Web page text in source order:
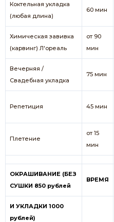
Коктельная укладка
(любая длина)
60 мин
Химическая завивка
(карвинг) Л'ореаль
от 90
мин
Вечерняя /
Свадебная укладка
75 мин
Репетиция 45 мин
Плетение
от 15
мин
ОКРАШИВАНИЕ (БЕЗ
СУШКИ 850 рублей
ВРЕМЯ
И УКЛАДКИ 1000
рублей)